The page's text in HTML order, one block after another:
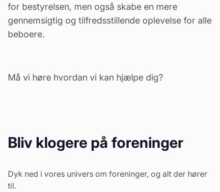
for bestyrelsen, men også skabe en mere
gennemsigtig og tilfredsstillende oplevelse for alle
beboere.
Må vi høre hvordan vi kan hjælpe dig?
Bliv klogere på foreninger
Dyk ned i vores univers om foreninger, og alt der hører
til.